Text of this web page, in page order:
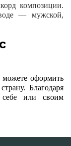
композиции.
— мужской,
оформить
Благодаря
себе или своим